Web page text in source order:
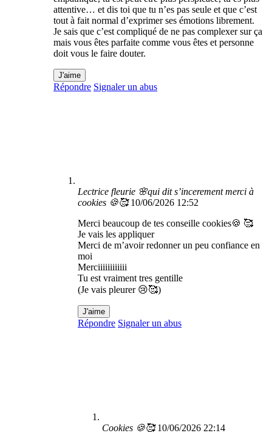
attentive… et dis toi que tu n’es pas seule et que c’est
tout à fait normal d’exprimer ses émotions librement.
Je sais que c’est compliqué de ne pas complexer sur ça
mais vous êtes parfaite comme vous êtes et personne
doit vous le faire douter.
J'aime
Répondre Signaler un abus
Lectrice fleurie 🌸qui dit s’incerement merci à
cookies 🍪🥰 10/06/2026 12:52
Merci beaucoup de tes conseille cookies🍪 🥰
Je vais les appliquer
Merci de m’avoir redonner un peu confiance en
moi
Merciiiiiiiiiiii
Tu est vraiment tres gentille
(Je vais pleurer 😢🥰)
J'aime
Répondre Signaler un abus
Cookies 🍪🥰 10/06/2026 22:14